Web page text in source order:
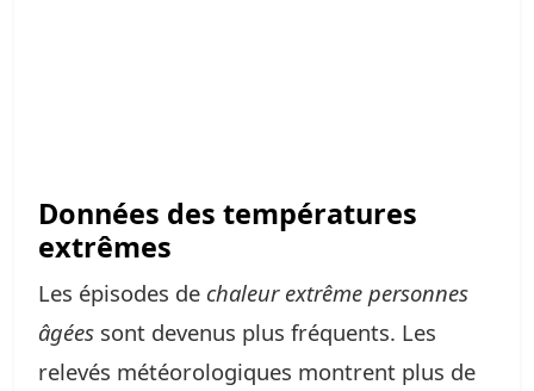
Données des températures
extrêmes
Les épisodes de chaleur extrême personnes
âgées sont devenus plus fréquents. Les
relevés météorologiques montrent plus de